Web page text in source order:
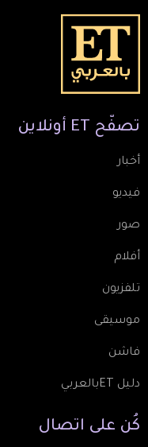
تصفّح ET أونلاين
أخبار
فيديو
صور
أفلام
تلفزيون
موسيقى
فاشن
دليل ETبالعربي
كُن على اتصال